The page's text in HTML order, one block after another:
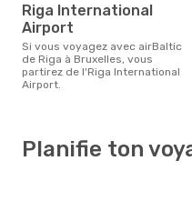
Riga International
Airport
Si vous voyagez avec airBaltic
de Riga à Bruxelles, vous
partirez de l'Riga International
Airport.
Planifie ton